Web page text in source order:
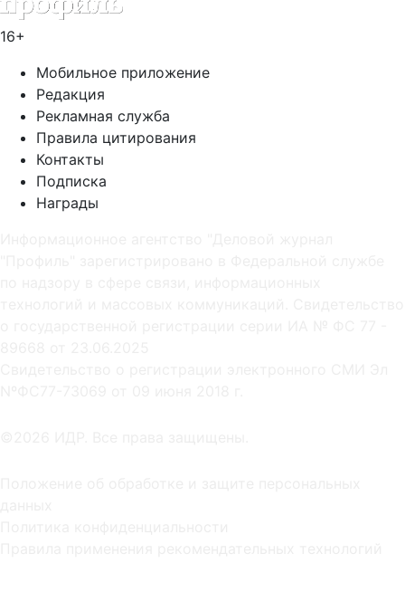
16+
Мобильное приложение
Редакция
Рекламная служба
Правила цитирования
Контакты
Подписка
Награды